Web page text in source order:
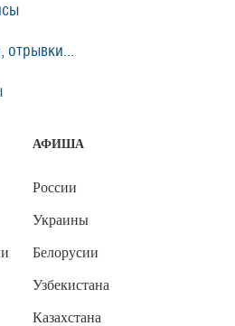
отрывки...
АФИША
России
Украины
Белорусии
Узбекистана
Казахстана